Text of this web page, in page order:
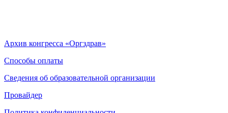
Архив конгресса «Оргздрав»
Способы оплаты
Сведения об образовательной организации
Провайдер